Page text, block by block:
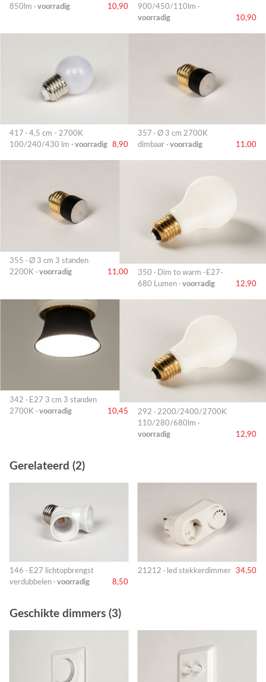
850lm · voorradig 10,90
900/450/110lm ·
voorradig
10,90
417 · 4,5 cm - 2700K
100/240/430 lm · voorradig 8,90
357 · Ø 3 cm 2700K
dimbaar · voorradig 11,00
355 · Ø 3 cm 3 standen
2200K · voorradig 11,00
350 · Dim to warm -E27-
680 Lumen · voorradig 12,90
342 · E27 3 cm 3 standen
2700K · voorradig 10,45
292 · 2200/2400/2700K
110/280/680lm ·
voorradig
12,90
Gerelateerd (2)
146 · E27 lichtopbrengst
verdubbelen · voorradig 8,50
21212 · led stekkerdimmer 34,50
Geschikte dimmers (3)